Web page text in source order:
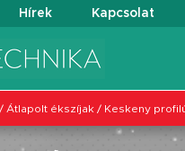
Hírek Kapcsolat
/ Átlapolt ékszíjak / Keskeny